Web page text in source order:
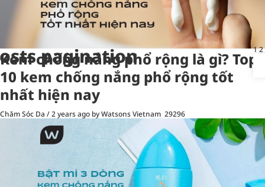
Kem chống nắng phổ rộng là gì? Top
10 kem chống nắng phổ rộng tốt
nhất hiện nay
Chăm Sóc Da /2 years ago by Watsons Vietnam 29296
pagination 12